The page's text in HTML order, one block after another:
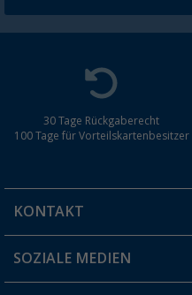
30 Tage Rückgaberecht
100 Tage für Vorteilskartenbesitzer
KONTAKT
Du hast eine Frage?
SOZIALE MEDIEN